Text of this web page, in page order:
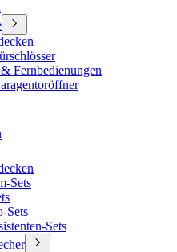
Fernbedienungen
Sets
Sets
Sets